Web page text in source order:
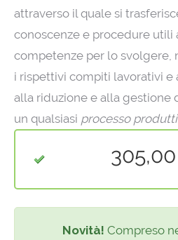
attraverso il quale si
conoscenze e procedure utili
competenze per lo svolgere,
i rispettivi compiti lavorativi e
alla riduzione e alla gestione
un qualsiasi processo
Novità! Compreso